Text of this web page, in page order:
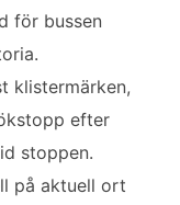
för bussen
klistermärken,
efter
stoppen.
på aktuell ort